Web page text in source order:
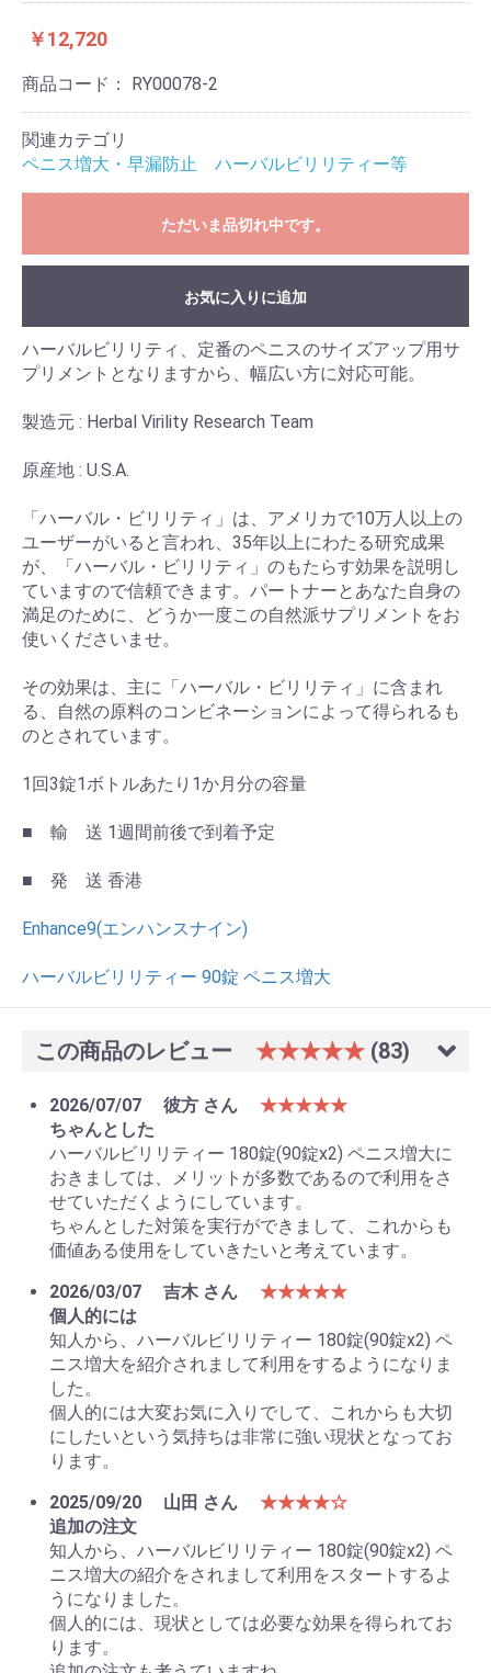
￥12,720
商品コード： RY00078-2
関連カテゴリ
ペニス増大・早漏防止 ハーバルビリリティー等
ただいま品切れ中です。
お気に入りに追加
ハーバルビリリティ、定番のペニスのサイズアップ用サ
プリメントとなりますから、幅広い方に対応可能。
製造元 : Herbal Virility Research Team
原産地 : U.S.A.
「ハーバル・ビリリティ」は、アメリカで10万人以上の
ユーザーがいると言われ、35年以上にわたる研究成果
が、「ハーバル・ビリリティ」のもたらす効果を説明し
ていますので信頼できます。パートナーとあなた自身の
満足のために、どうか一度この自然派サプリメントをお
使いくださいませ。
その効果は、主に「ハーバル・ビリリティ」に含まれ
る、自然の原料のコンビネーションによって得られるも
のとされています。
1回3錠1ボトルあたり1か月分の容量
■ 輸 送 1週間前後で到着予定
■ 発 送 香港
Enhance9(エンハンスナイン)
ハーバルビリリティー 90錠 ペニス増大
この商品のレビュー ★★★★★ (83)
2026/07/07 彼方 さん
★★★★★
ちゃんとした
ハーバルビリリティー 180錠(90錠x2) ペニス増大に
おきましては、メリットが多数であるので利用をさ
せていただくようにしています。
ちゃんとした対策を実行ができまして、これからも
価値ある使用をしていきたいと考えています。
2026/03/07
吉木 さん
★★★★★
個人的には
知人から、ハーバルビリリティー 180錠(90錠x2) ペ
ニス増大を紹介されまして利用をするようになりま
した。
個人的には大変お気に入りでして、これからも大切
にしたいという気持ちは非常に強い現状となってお
ります。
2025/09/20
山田 さん
★★★★☆
追加の注文
知人から、ハーバルビリリティー 180錠(90錠x2) ペ
ニス増大の紹介をされまして利用をスタートするよ
うになりました。
個人的には、現状としては必要な効果を得られてお
ります。